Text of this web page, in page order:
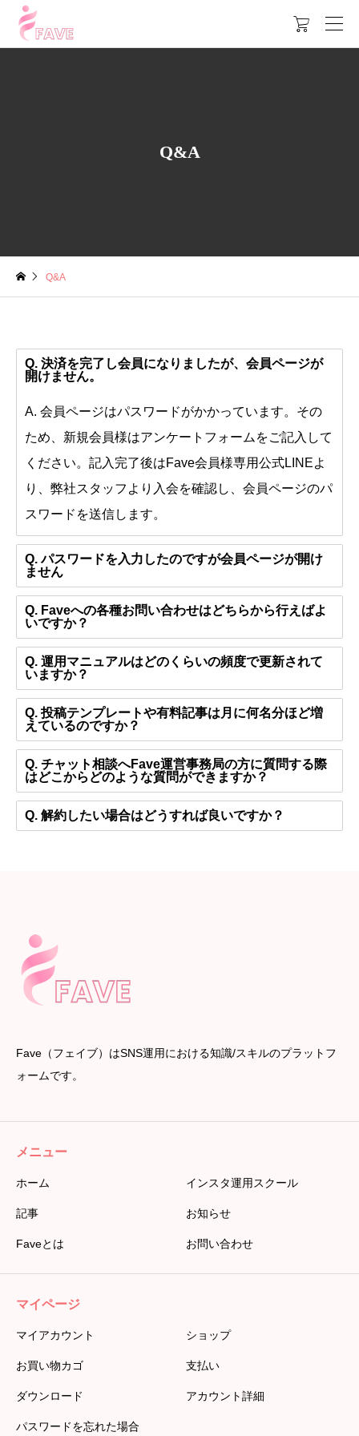

Q&A
Q&A
Q. 決済を完了し会員になりましたが、会員ページが
開けません。
A. 会員ページはパスワードがかかっています。その
ため、新規会員様はアンケートフォームをご記入して
ください。記入完了後はFave会員様専用公式LINEよ
り、弊社スタッフより入会を確認し、会員ページのパ
スワードを送信します。
Q. パスワードを入力したのですが会員ページが開け
ません
Q. Faveへの各種お問い合わせはどちらから行えばよ
いですか？
Q. 運用マニュアルはどのくらいの頻度で更新されて
いますか？
Q. 投稿テンプレートや有料記事は月に何名分ほど増
えているのですか？
Q. チャット相談へFave運営事務局の方に質問する際
はどこからどのような質問ができますか？
Q. 解約したい場合はどうすれば良いですか？
Fave（フェイブ）はSNS運用における知識/スキルのプラットフ
ォームです。
メニュー
ホーム インスタ運用スクール
記事 お知らせ
Faveとは お問い合わせ
マイページ
マイアカウント ショップ
お買い物カゴ 支払い
ダウンロード アカウント詳細
パスワードを忘れた場合